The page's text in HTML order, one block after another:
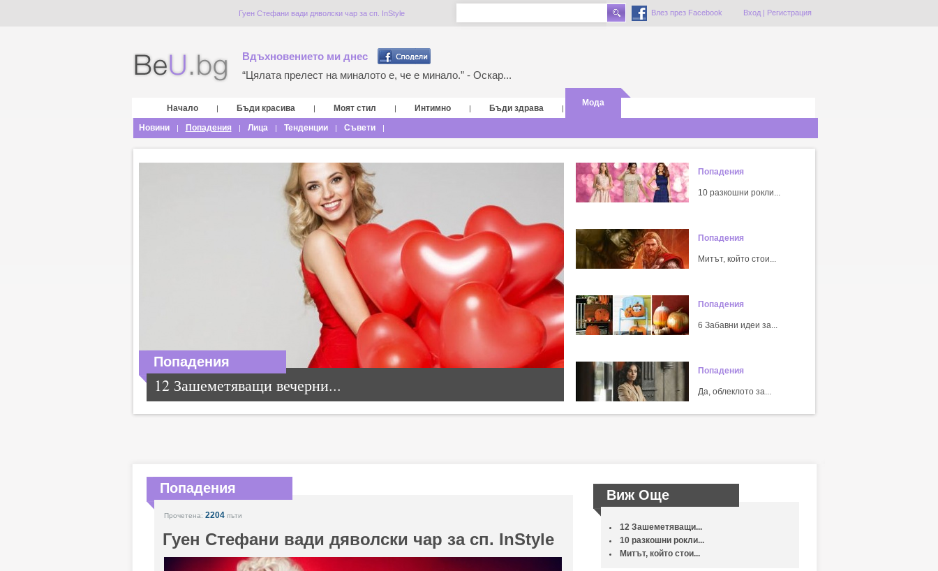
Гуен Стефани вади дяволски чар за сп. InStyle Влез през Facebook Вход| Регистрация
Вдъхновението ми днес
“Цялата прелест на миналото е, че е минало.” - Оскар...
Начало | Бъди красива | Моят стил | Интимно | Бъди здрава |
Мода
Новини | Попадения | Лица | Тенденции | Съвети |
Попадения
12 Зашеметяващи вечерни...
Попадения
10 разкошни рокли...
Попадения
Митът, който стои...
Попадения
6 Забавни идеи за...
Попадения
Да, облеклото за...
Попадения
Прочетена: 2204пъти
Гуен Стефани вади дяволски чар за сп. InStyle
Виж Още
12 Зашеметяващи...
10 разкошни рокли...
Митът, който стои...